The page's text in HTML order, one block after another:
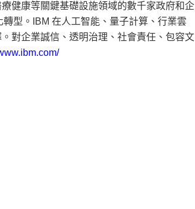
健康等關鍵基礎設施領域的數千家政府和企
型。IBM 在人工智能、量子計算、行業雲
對企業誠信、透明治理、社會責任、包容文